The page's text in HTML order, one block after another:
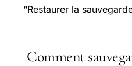
“Restaurer la
Comment